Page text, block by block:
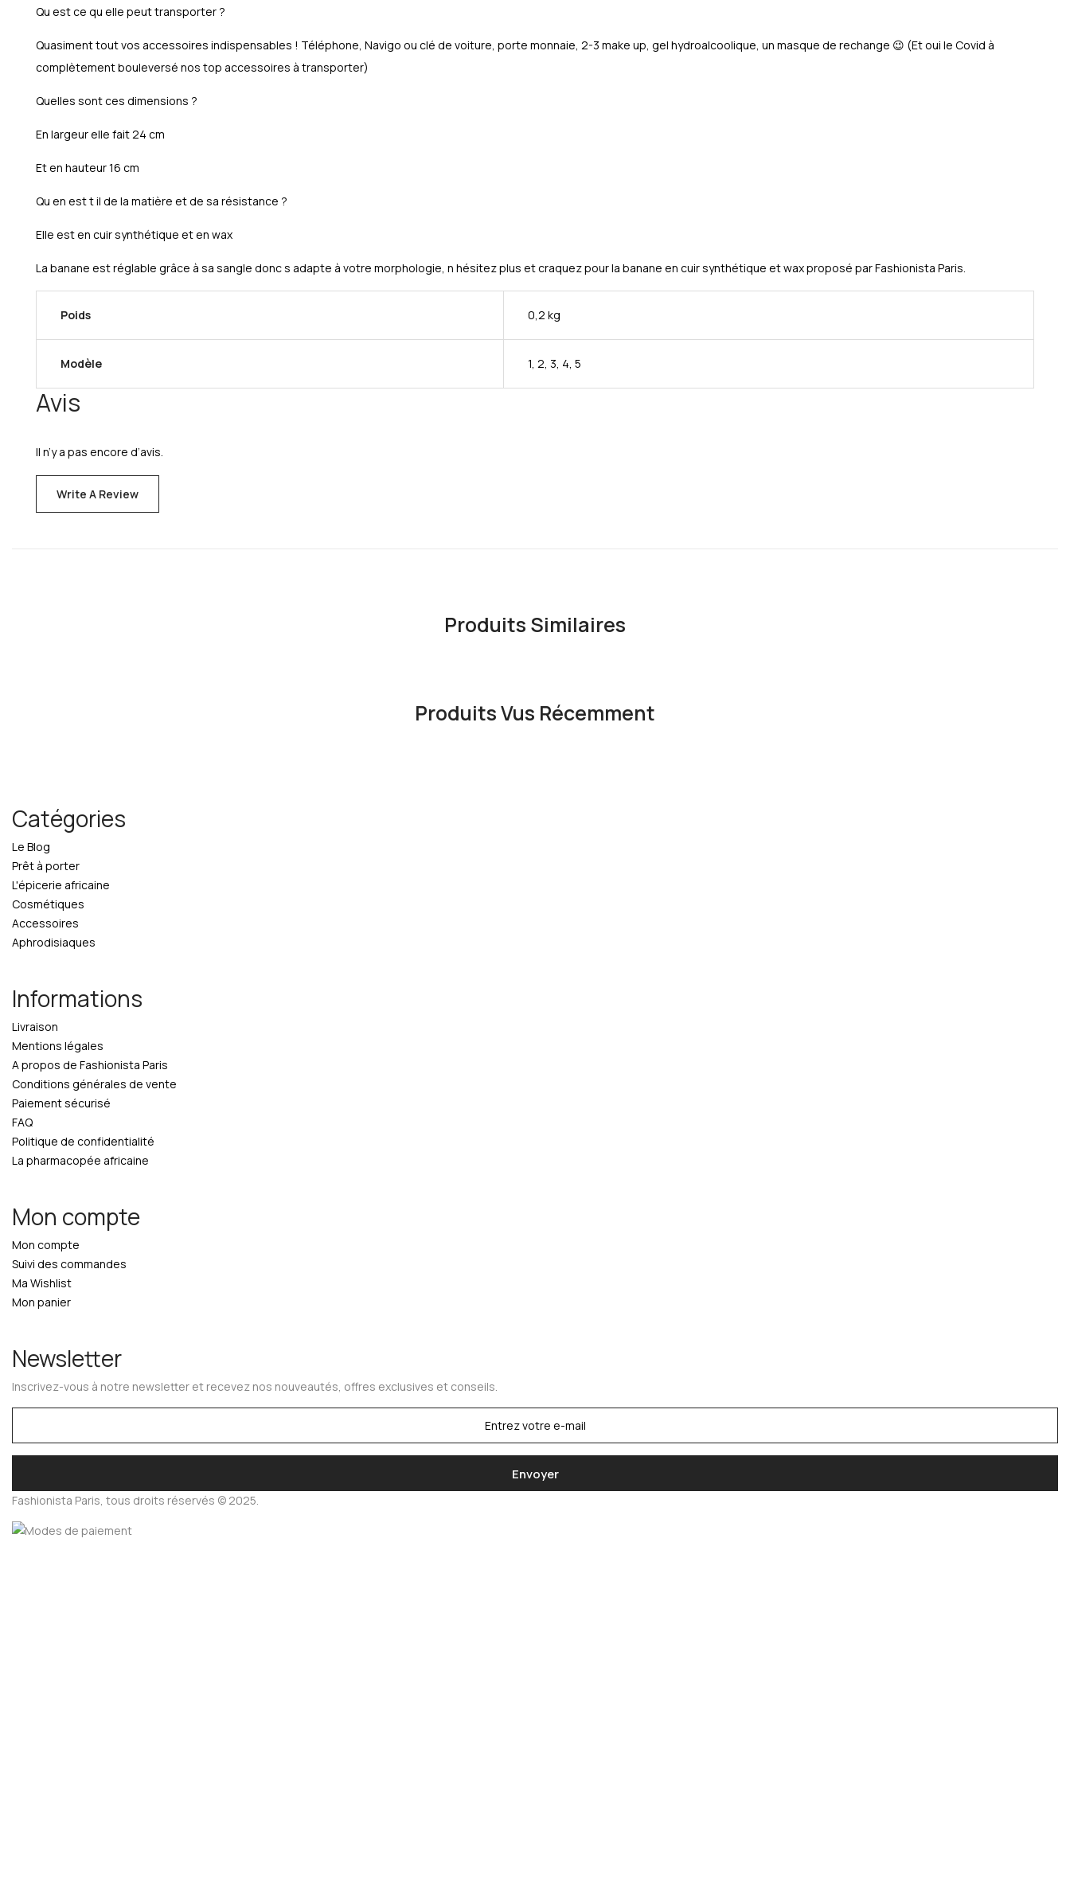
Qu est ce qu elle peut transporter ?
Quasiment tout vos accessoires indispensables ! Téléphone, Navigo ou clé de voiture, porte monnaie, 2-3 make up, gel hydroalcoolique, un masque de rechange 😉 (Et oui le Covid à
complètement bouleversé nos top accessoires à transporter)
Quelles sont ces dimensions ?
En largeur elle fait 24 cm
Et en hauteur 16 cm
Qu en est t il de la matière et de sa résistance ?
Elle est en cuir synthétique et en wax
La banane est réglable grâce à sa sangle donc s adapte à votre morphologie, n hésitez plus et craquez pour la banane en cuir synthétique et wax proposé par Fashionista Paris.
Poids 0,2 kg
Modèle 1, 2, 3, 4, 5
Avis
Il n’y a pas encore d’avis.
Write A Review
Produits Similaires
Produits Vus Récemment
Catégories
Le Blog
Prêt à porter
L'épicerie africaine
Cosmétiques
Accessoires
Aphrodisiaques
Informations
Livraison
Mentions légales
A propos de Fashionista Paris
Conditions générales de vente
Paiement sécurisé
FAQ
Politique de confidentialité
La pharmacopée africaine
Mon compte
Mon compte
Suivi des commandes
Ma Wishlist
Mon panier
Newsletter
Inscrivez-vous à notre newsletter et recevez nos nouveautés, offres exclusives et conseils.
Fashionista Paris, tous droits réservés © 2025.